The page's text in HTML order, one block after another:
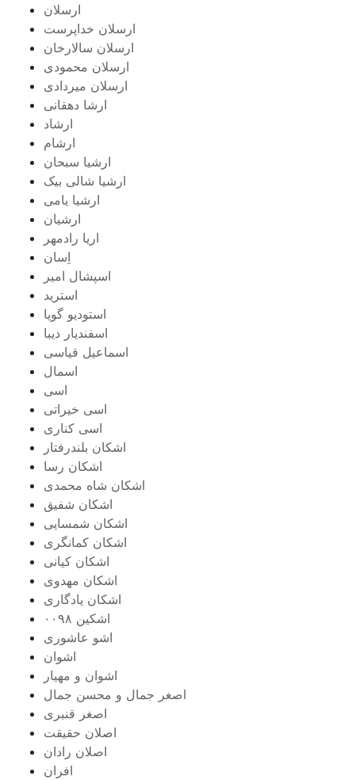
ارسلان
ارسلان خداپرست
ارسلان سالارخان
ارسلان محمودی
ارسلان میردادی
ارشا دهقانی
ارشاد
ارشام
ارشیا سبحان
ارشیا شالی بیک
ارشیا یامی
ارشیان
اریا رادمهر
اِسان
اسپشال امیر
استرید
استودیو گویا
اسفندیار دیبا
اسماعیل قیاسی
اسمال
اسی
اسی خیراتی
اسی کناری
اشکان بلندرفتار
اشکان رسا
اشکان شاه محمدی
اشکان شفیق
اشکان شمسایی
اشکان‌ کمانگری
اشکان کیانی
اشکان مهدوی
اشکان یادگاری
اشکین ۰۰۹۸
اشو عاشوری
اشوان
اشوان و مهیار
اصغر جمال و محسن جمال
اصغر قنبری
اصلان حقیقت
اصلان رادان
افران